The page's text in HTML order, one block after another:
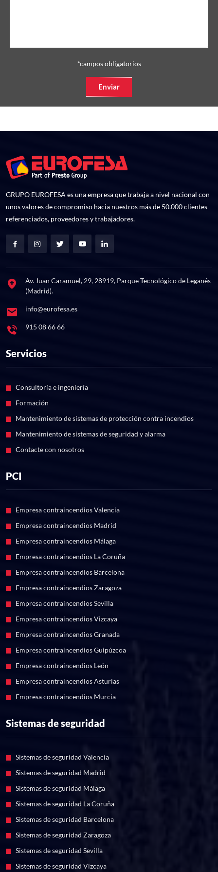
*campos obligatorios
Enviar
GRUPO EUROFESA es una empresa que trabaja a nivel nacional con
unos valores de compromiso hacia nuestros más de 50.000 clientes
referenciados, proveedores y trabajadores.
Av. Juan Caramuel, 29, 28919, Parque Tecnológico de Leganés
(Madrid).
info@eurofesa.es
915 08 66 66
Servicios
Consultoría e ingeniería
Formación
Mantenimiento de sistemas de protección contra incendios
Mantenimiento de sistemas de seguridad y alarma
Contacte con nosotros
PCI
Empresa contraincendios Valencia
Empresa contraincendios Madrid
Empresa contraincendios Málaga
Empresa contraincendios La Coruña
Empresa contraincendios Barcelona
Empresa contraincendios Zaragoza
Empresa contraincendios Sevilla
Empresa contraincendios Vizcaya
Empresa contraincendios Granada
Empresa contraincendios Guipúzcoa
Empresa contraincendios León
Empresa contraincendios Asturias
Empresa contraincendios Murcia
Sistemas de seguridad
Sistemas de seguridad Valencia
Sistemas de seguridad Madrid
Sistemas de seguridad Málaga
Sistemas de seguridad La Coruña
Sistemas de seguridad Barcelona
Sistemas de seguridad Zaragoza
Sistemas de seguridad Sevilla
Sistemas de seguridad Vizcaya